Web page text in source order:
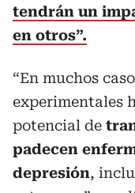
tendrán un
en otros”.
“En muchos
experimentales
potencial de
padecen
depresión,